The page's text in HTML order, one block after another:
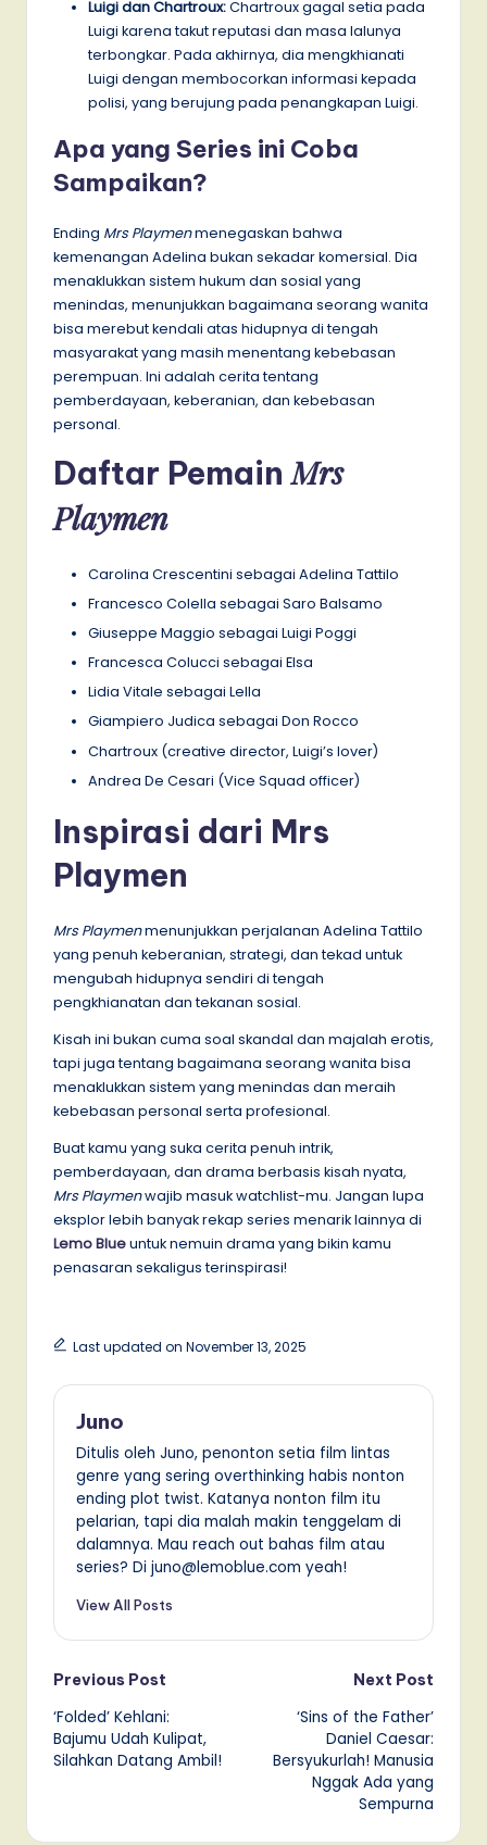
Luigi dan Chartroux:Chartroux gagal setia pada
Luigi karena takut reputasi dan masa lalunya
terbongkar. Pada akhirnya, dia mengkhianati
Luigi dengan membocorkan informasi kepada
polisi, yang berujung pada penangkapan Luigi.
Apa yang Series ini Coba
Sampaikan?
Ending Mrs Playmenmenegaskan bahwa
kemenangan Adelina bukan sekadar komersial. Dia
menaklukkan sistem hukum dan sosial yang
menindas, menunjukkan bagaimana seorang wanita
bisa merebut kendali atas hidupnya di tengah
masyarakat yang masih menentang kebebasan
perempuan. Ini adalah cerita tentang
pemberdayaan, keberanian, dan kebebasan
personal.
Daftar PemainMrs
Playmen
Carolina Crescentini sebagai Adelina Tattilo
Francesco Colella sebagai Saro Balsamo
Giuseppe Maggio sebagai Luigi Poggi
Francesca Colucci sebagai Elsa
Lidia Vitale sebagai Lella
Giampiero Judica sebagai Don Rocco
Chartroux (creative director, Luigi’s lover)
Andrea De Cesari (Vice Squad officer)
Inspirasi dari Mrs
Playmen
Mrs Playmenmenunjukkan perjalanan Adelina Tattilo
yang penuh keberanian, strategi, dan tekad untuk
mengubah hidupnya sendiri di tengah
pengkhianatan dan tekanan sosial.
Kisah ini bukan cuma soal skandal dan majalah erotis,
tapi juga tentang bagaimana seorang wanita bisa
menaklukkan sistem yang menindas dan meraih
kebebasan personal serta profesional.
Buat kamu yang suka cerita penuh intrik,
pemberdayaan, dan drama berbasis kisah nyata,
Mrs Playmenwajib masuk watchlist-mu. Jangan lupa
eksplor lebih banyak rekap series menarik lainnya di
Lemo Blueuntuk nemuin drama yang bikin kamu
penasaran sekaligus terinspirasi!
Last updated on November 13, 2025
Juno
Ditulis oleh Juno, penonton setia film lintas
genre yang sering overthinking habis nonton
ending plot twist. Katanya nonton film itu
pelarian, tapi dia malah makin tenggelam di
dalamnya. Mau reach out bahas film atau
series? Di juno@lemoblue.com yeah!
View All Posts
Post
navigation
Previous Post
‘Folded’ Kehlani:
Bajumu Udah Kulipat,
Silahkan Datang Ambil!
Next Post
‘Sins of the Father’
Daniel Caesar:
Bersyukurlah! Manusia
Nggak Ada yang
Sempurna